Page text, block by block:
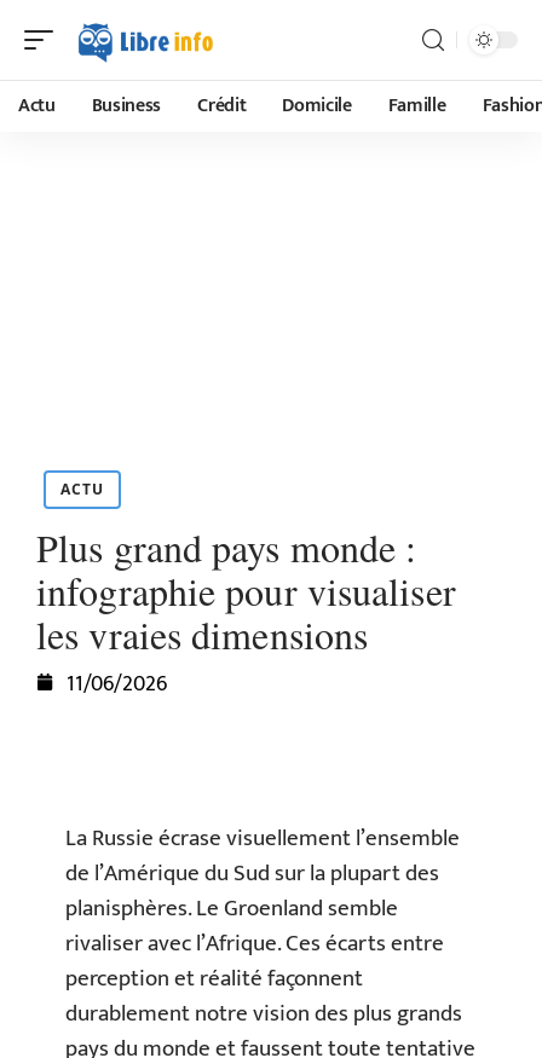
Actu Business Crédit Domicile Famille
ACTU
Plus grand pays monde :
infographie pour visualiser
les vraies dimensions
11/06/2026
La Russie écrase visuellement l’ensemble
de l’Amérique du Sud sur la plupart des
planisphères. Le Groenland semble
rivaliser avec l’Afrique. Ces écarts entre
perception et réalité façonnent
durablement notre vision des plus grands
pays du monde et faussent toute tentative